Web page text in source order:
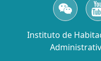
Instituto de